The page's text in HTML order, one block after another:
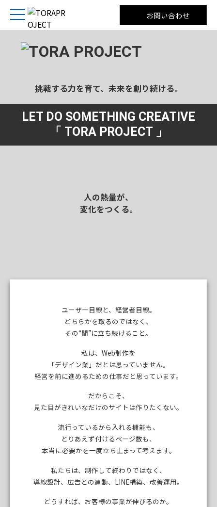
お問い合わせ
挑戦する力を育て、未来を創り続ける。
LET DO SOMETHING CREATIVE
「 TORA PROJECT 」
人の熱量が、
変化をつくる。
ユーザー目線と、経営者目線。
どちらかを取るのではなく、
その“間”に立ち続けること。
私は、Web制作を
「デザイン業」だとは思っていません。
経営を前に進めるための仕事だと思っています。
だからこそ、
見た目がきれいなだけのサイトは作りたくない。
流行っているから入れる機能も、
とりあえず付けるページ数も、
本当に必要かを一度立ち止まって考えます。
私たちは、制作して終わりではなく、
導線設計、広告との連動、LINE構築、改善運用。
どうすれば、お客様の事業が伸びるのか。